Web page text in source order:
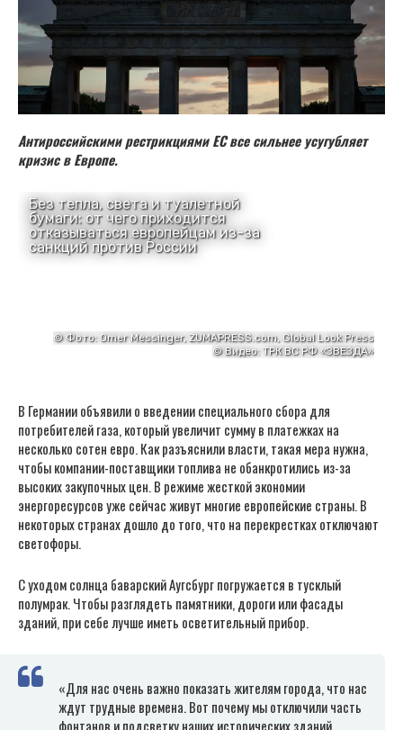
Антироссийскими рестрикциями ЕС все сильнее усугубляет
кризис в Европе.
В Германии объявили о введении специального сбора для
потребителей газа, который увеличит сумму в платежках на
несколько сотен евро. Как разъяснили власти, такая мера нужна,
чтобы компании-поставщики топлива не обанкротились из-за
высоких закупочных цен. В режиме жесткой экономии
энергоресурсов уже сейчас живут многие европейские страны. В
некоторых странах дошло до того, что на перекрестках отключают
светофоры.
С уходом солнца баварский Аугсбург погружается в тусклый
полумрак. Чтобы разглядеть памятники, дороги или фасады
зданий, при себе лучше иметь осветительный прибор.
«Для нас очень важно показать жителям города, что нас
ждут трудные времена. Вот почему мы отключили часть
фонтанов и подсветку наших исторических зданий.